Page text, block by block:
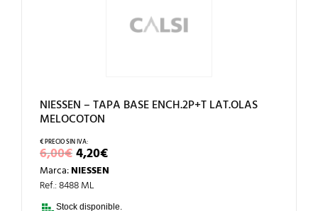
NIESSEN – TAPA BASE ENCH.2P+T LAT.OLAS
MELOCOTON
6,00€EL
PRECIO
ORIGINAL
ERA:
6,00€.
4,20€EL
PRECIO
ACTUAL
4,20€.
Marca:NIESSEN
Ref.: 8488 ML
Stock disponible.